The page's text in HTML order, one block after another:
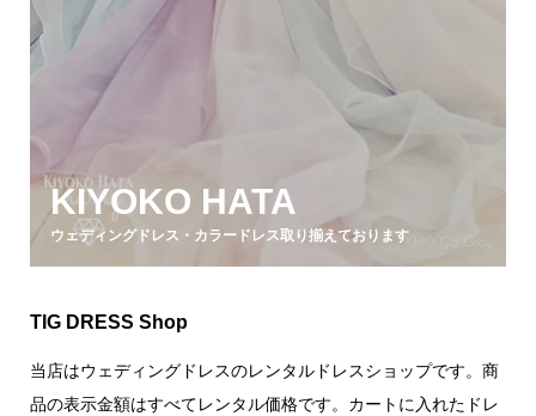
KIYOKO HATA
ウェディングドレス・カラードレス取り揃えております
TIG DRESS Shop
当店はウェディングドレスのレンタルドレスショップです。商
品の表示金額はすべてレンタル価格です。カートに入れたドレ